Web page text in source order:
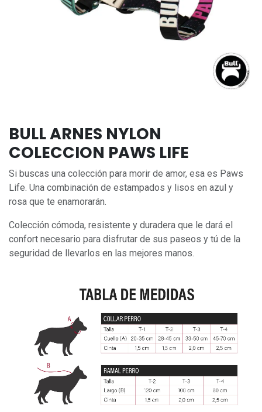
BULL ARNES NYLON
COLECCION PAWS LIFE
Si buscas una colección para morir de amor, esa es Paws
Life. Una combinación de estampados y lisos en azul y
rosa que te enamorarán.
Colección cómoda, resistente y duradera que le dará el
confort necesario para disfrutar de sus paseos y tú de la
seguridad de llevarlos en las mejores manos.